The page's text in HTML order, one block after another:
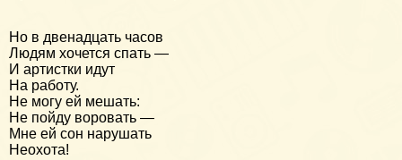
Но в двенадцать часов
Людям хочется спать —
И артистки идут
На работу.
Не могу ей мешать:
Не пойду воровать —
Мне ей сон нарушать
Неохота!